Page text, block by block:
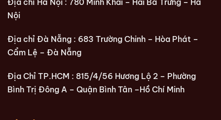
Địa chỉ Hà Nội : 780 Minh Khai – Hai Bà Trưng – Hà
Nội
Địa chỉ Đà Nẵng : 683 Trường Chinh – Hòa Phát –
Cẩm Lệ – Đà Nẵng
Địa Chỉ TP.HCM : 815/4/56 Hương Lộ 2 – Phường
Bình Trị Đông A – Quận Bình Tân –Hồ Chí Minh